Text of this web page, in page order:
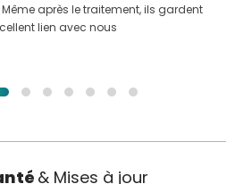
après le traitement, ils gardent
lien avec nous
& Mises à jour